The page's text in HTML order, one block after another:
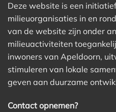
Deze website is een
milieuorganisaties in en
van de website zijn onder
milieuactiviteiten
inwoners van Apeldoorn,
stimuleren van lokale
geven aan duurzame
Contact opnemen?